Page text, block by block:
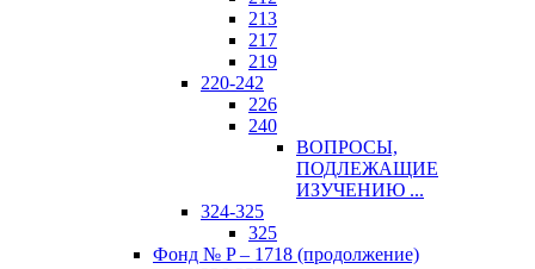
213
217
219
220-242
226
240
ВОПРОСЫ,
ПОДЛЕЖАЩИЕ
ИЗУЧЕНИЮ ...
324-325
325
Фонд № P – 1718 (продолжение)